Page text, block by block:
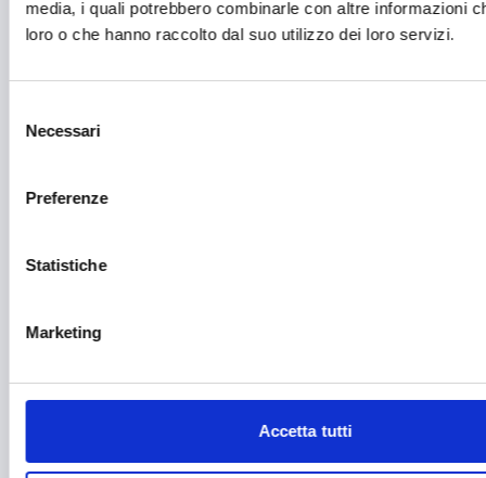
media, i quali potrebbero combinarle con altre informazioni
loro o che hanno raccolto dal suo utilizzo dei loro servizi.
delNecessari
Preferenze
Statistiche
Marketing
Accetta tutti
Farmacia e/o chimica
Formazione e lavoro
Giustizia e sicurezza
Impianti sportivi